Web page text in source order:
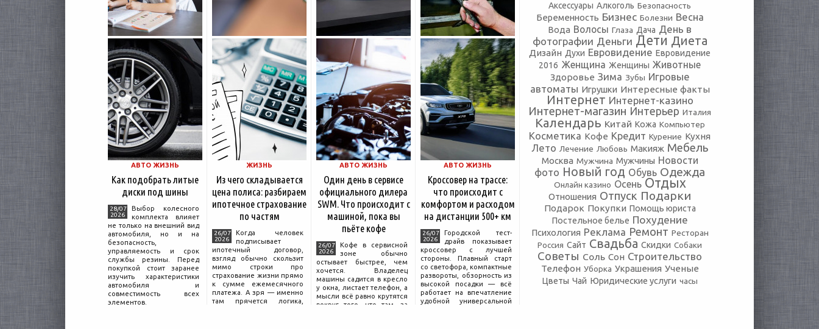
АВТО ЖИЗНЬ
Как подобрать литые
диски под шины
28/07
2026
Выбор колесного
комплекта влияет
не только на внешний вид
автомобиля, но и на
безопасность,
управляемость и срок
службы резины. Перед
покупкой стоит заранее
изучить характеристики
автомобиля и
совместимость всех
элементов.
ЖИЗНЬ
Из чего складывается
цена полиса: разбираем
ипотечное страхование
по частям
26/07
2026
Когда человек
подписывает
ипотечный договор,
взгляд обычно скользит
мимо строки про
страхование жизни прямо
к сумме ежемесячного
платежа. А зря — именно
там прячется логика,
АВТО ЖИЗНЬ
Один день в сервисе
официального дилера
SWM. Что происходит с
машиной, пока вы
пьёте кофе
26/07
2026
Кофе в сервисной
зоне обычно
остывает быстрее, чем
хочется. Владелец
машины садится в кресло
у окна, листает телефон, а
мысли всё равно крутятся
вокруг того, что там, за
АВТО ЖИЗНЬ
Кроссовер на трассе:
что происходит с
комфортом и расходом
на дистанции 500+ км
26/07
2026
Городской тест-
драйв показывает
кроссовер с лучшей
стороны. Плавный старт
со светофора, компактные
развороты, обзорность из
высокой посадки — всё
работает на впечатление
удобной универсальной
Аксессуары Алкоголь Безопасность
Беременность Бизнес Болезни Весна
Вода Волосы Глаза Дача День в
фотографии Деньги Дети Диета
Дизайн Духи Евровидение Евровидение
2016 Женщина Женщины Животные
Здоровье Зима Зубы Игровые
автоматы Игрушки Интересные факты
Интернет Интернет-казино
Интернет-магазин Интерьер Италия
Календарь Китай Кожа Компьютер
Косметика Кофе Кредит Курение Кухня
Лето Лечение Любовь Макияж Мебель
Москва Мужчина Мужчины Новости
фото Новый год Обувь Одежда
Онлайн казино Осень Отдых
Отношения Отпуск Подарки
Подарок Покупки Помощь юриста
Постельное белье Похудение
Психология Реклама Ремонт Ресторан
Россия Сайт Свадьба Скидки Собаки
Советы Соль Сон Строительство
Телефон Уборка Украшения Ученые
Цветы Чай Юридические услуги часы